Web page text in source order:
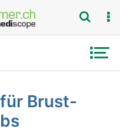
Brust-